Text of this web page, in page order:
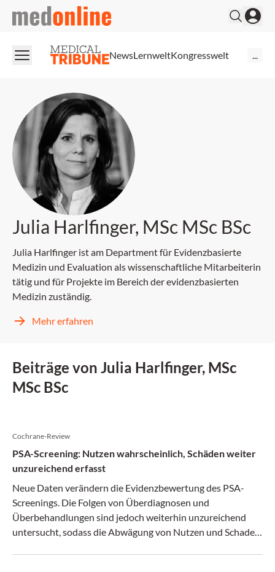
medonline
NewsLernweltKongresswelt
Julia Harlfinger, MSc MSc BSc
Julia Harlfinger ist am Department für Evidenzbasierte
Medizin und Evaluation als wissenschaftliche Mitarbeiterin
tätig und für Projekte im Bereich der evidenzbasierten
Medizin zuständig.
Mehr erfahren
Beiträge von Julia Harlfinger, MSc
MSc BSc
Cochrane-Review
PSA-Screening: Nutzen wahrscheinlich, Schäden weiter
unzureichend erfasst
Neue Daten verändern die Evidenzbewertung des PSA-
Screenings. Die Folgen von Überdiagnosen und
Überbehandlungen sind jedoch weiterhin unzureichend
untersucht, sodass die Abwägung von Nutzen und Schaden